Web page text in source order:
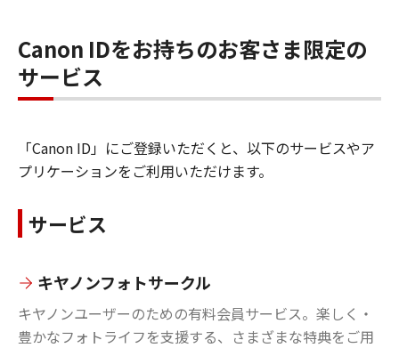
Canon IDをお持ちのお客さま限定の
サービス
「Canon ID」にご登録いただくと、以下のサービスやア
プリケーションをご利用いただけます。
サービス
キヤノンフォトサークル
キヤノンユーザーのための有料会員サービス。楽しく・
豊かなフォトライフを支援する、さまざまな特典をご用